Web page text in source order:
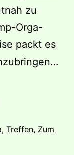
zu
Orga-
packt es
, Treffen, Zum